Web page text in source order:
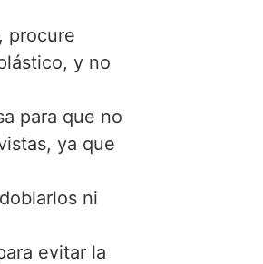
procure
y no
para que no
ya que
ni
evitar la